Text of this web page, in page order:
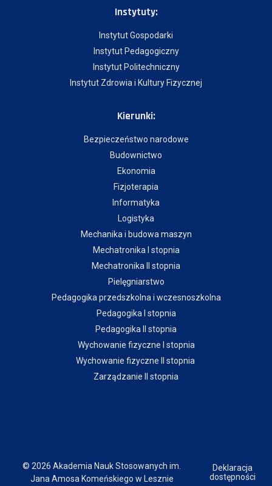
Instytuty:
Instytut Gospodarki
Instytut Pedagogiczny
Instytut Politechniczny
Instytut Zdrowia i Kultury Fizycznej
Kierunki:
Bezpieczeństwo narodowe
Budownictwo
Ekonomia
Fizjoterapia
Informatyka
Logistyka
Mechanika i budowa maszyn
Mechatronika I stopnia
Mechatronika II stopnia
Pielęgniarstwo
Pedagogika przedszkolna i wczesnoszkolna
Pedagogika I stopnia
Pedagogika II stopnia
Wychowanie fizyczne I stopnia
Wychowanie fizyczne II stopnia
Zarządzanie II stopnia
© 2026 Akademia Nauk Stosowanych im.
Jana Amosa Komeńskiego w Lesznie
Deklaracja
dostępności